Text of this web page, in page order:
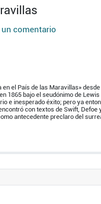
comentario
el País de las Maravillas»
1865 bajo el seudónimo de
e inesperado éxito; pero ya
con textos de Swift,
antecedente preclaro del